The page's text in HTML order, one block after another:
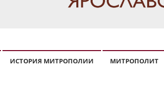
ИСТОРИЯ МИТРОПОЛИИ МИТРОПОЛИТ